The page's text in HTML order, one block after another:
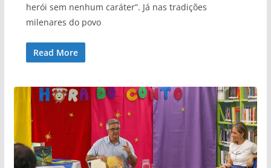
herói sem nenhum caráter”. Já nas tradições
milenares do povo
Read More